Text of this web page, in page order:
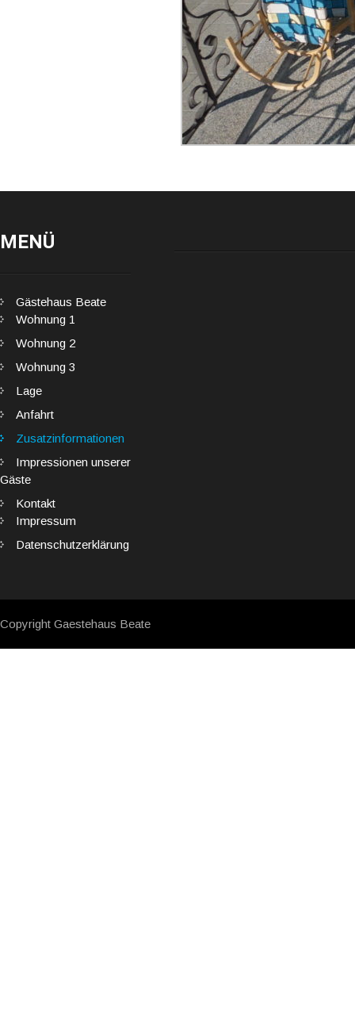
MENÜ
Gästehaus Beate
Wohnung 1
Wohnung 2
Wohnung 3
Lage
Anfahrt
Zusatzinformationen
Impressionen unserer
Gäste
Kontakt
Impressum
Datenschutzerklärung
Copyright Gaestehaus Beate